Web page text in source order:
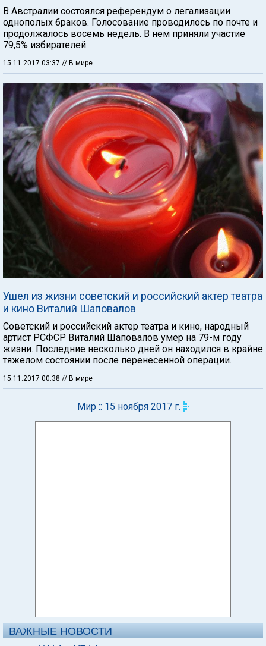
В Австралии состоялся референдум о легализации
однополых браков. Голосование проводилось по почте и
продолжалось восемь недель. В нем приняли участие
79,5% избирателей.
15.11.2017 03:37 // В мире
Ушел из жизни советский и российский актер театра
и кино Виталий Шаповалов
Советский и российский актер театра и кино, народный
артист РСФСР Виталий Шаповалов умер на 79-м году
жизни. Последние несколько дней он находился в крайне
тяжелом состоянии после перенесенной операции.
15.11.2017 00:38 // В мире
Мир :: 15 ноября 2017 г.
ВАЖНЫЕ НОВОСТИ